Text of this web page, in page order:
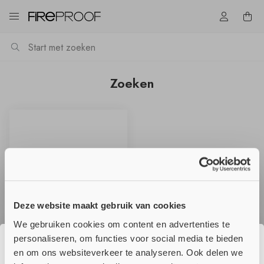
Deze website maakt gebruik van cookies
We gebruiken cookies om content en advertenties te
personaliseren, om functies voor social media te bieden
en om ons websiteverkeer te analyseren. Ook delen we
Zoeken
22.9 - Rockwool 810
Vanaf€ 11,01 m
☀️ Wij genieten momenteel van onze